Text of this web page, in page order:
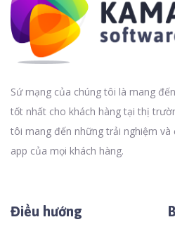
Sứ mạng của chúng tôi là mang
tốt nhất cho khách hàng tại thị
tôi mang đến những trải nghiệm
app của mọi khách hàng.
Điều hướng